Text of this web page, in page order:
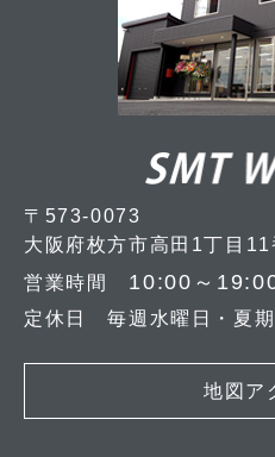
〒573-0073
大阪府枚方市高田1丁目
営業時間 10:00～
定休日 毎週水曜日・夏
地図ア